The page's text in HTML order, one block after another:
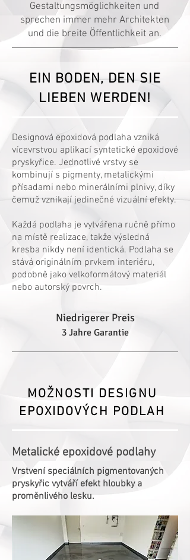
Gestaltungsmöglichkeiten und
sprechen immer mehr Architekten
und die breite Öffentlichkeit an.
EIN BODEN, DEN SIE
LIEBEN WERDEN!
Designová epoxidová podlaha vzniká
vícevrstvou aplikací syntetické epoxidové
pryskyřice. Jednotlivé vrstvy se
kombinují s pigmenty, metalickými
přísadami nebo minerálními plnivy, díky
čemuž vznikají jedinečné vizuální efekty.
Každá podlaha je vytvářena ručně přímo
na místě realizace, takže výsledná
kresba nikdy není identická. Podlaha se
stává originálním prvkem interiéru,
podobně jako velkoformátový materiál
nebo autorský povrch.
Niedrigerer Preis
3 Jahre Garantie
MOŽNOSTI DESIGNU
EPOXIDOVÝCH PODLAH
Metalické epoxidové podlahy
Vrstvení speciálních pigmentovaných
pryskyřic vytváří efekt hloubky a
proměnlivého lesku.